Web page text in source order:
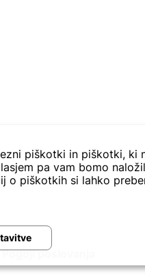
Pogoji poslovanja
piškotki in piškotki, ki
pa vam bomo
o piškotkih si lahko